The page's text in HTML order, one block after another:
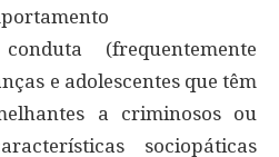
(frequentemente
e adolescentes que têm
a criminosos ou
sociopáticas